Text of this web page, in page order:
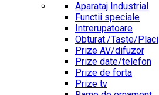
Aparataj Industrial
Functii speciale
Intrerupatoare
Obturat./Taste/Placi
Prize AV/difuzor
Prize date/telefon
Prize de forta
Prize tv